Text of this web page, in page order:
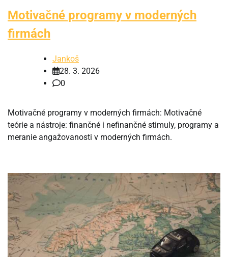
Motivačné programy v moderných
firmách
Jankoš
28. 3. 2026
0
Motivačné programy v moderných firmách: Motivačné
teórie a nástroje: finančné i nefinančné stimuly, programy a
meranie angažovanosti v moderných firmách.